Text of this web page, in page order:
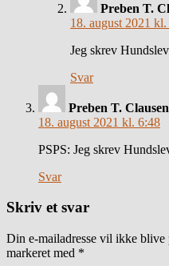
Preben T.
18. august 2021
Jeg skrev
Svar
Preben T. Clausen
18. august 2021 kl. 6:48
PSPS: Jeg skrev
Svar
Skriv et svar
Din e-mailadresse vil ikke blive
markeret med *